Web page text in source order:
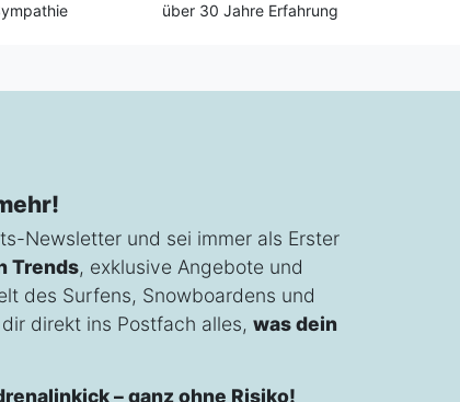
über 30 Jahre Erfahrung
Newsletter und sei immer als Erster
Trends, exklusive Angebote und
des Surfens, Snowboardens und
direkt ins Postfach alles, was dein
– ganz ohne Risiko!